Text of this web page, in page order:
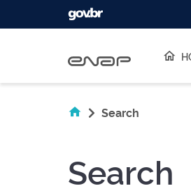
Search
Search